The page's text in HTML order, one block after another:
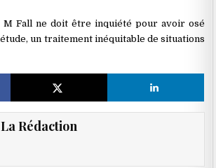
M Fall ne doit être inquiété pour avoir osé
un traitement inéquitable de situations
La Rédaction